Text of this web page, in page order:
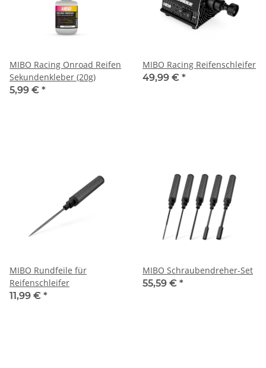
MIBO Racing Onroad Reifen
Sekundenkleber (20g)
5,99 € *
MIBO Racing Reifenschleifer
49,99 € *
MIBO Rundfeile für
Reifenschleifer
11,99 € *
MIBO Schraubendreher-Set
55,59 € *